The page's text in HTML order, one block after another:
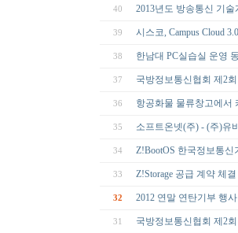
40 2013년도 방송통신 기
39 시스코, Campus Cloud
38 한남대 PC실습실 운영
37 국방정보통신협회 제2
36 항공화물 물류창고에
35 소프트온넷(주) - (주)유
34 Z!BootOS 한국정보통
33 Z!Storage 공급 계약 체결
32 2012 연말 연탄기부 행
31 국방정보통신협회 제2